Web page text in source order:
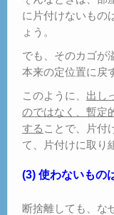
に片付けないもの
ょう。
でも、そのカゴが
本来の定位置に戻
このように、 出し
のではなく、暫定
する ことで、片付
て、片付けに取り
(3) 使わないもの
断捨離しても、な